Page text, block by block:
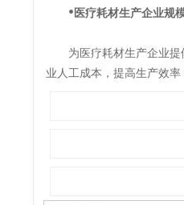
• 医疗耗材生产企业规
为医疗耗材生产企业提供
业人工成本，提高生产效